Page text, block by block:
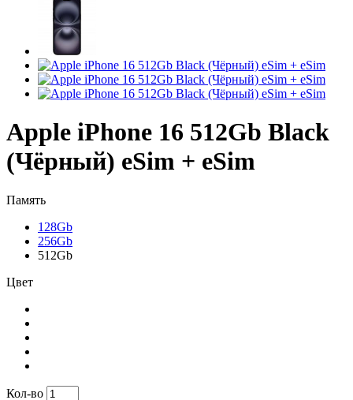
Apple iPhone 16 512Gb Black
(Чёрный) eSim + eSim
Память
128Gb
256Gb
512Gb
Цвет
Кол-во